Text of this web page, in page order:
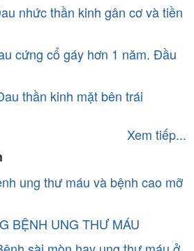
nhức thần kinh gân cơ và tiền
cứng cổ gáy hơn 1 năm. Đầu
thần kinh mặt bên trái
Xem tiếp...
ung thư máu và bệnh cao mỡ
BỆNH UNG THƯ MÁU